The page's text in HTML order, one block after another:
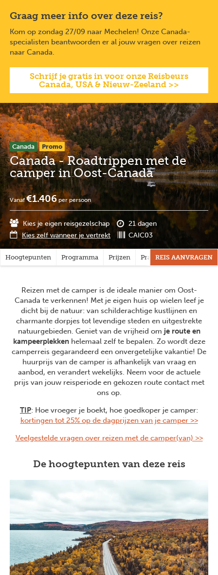
inhoud
gaan
Graag meer info over deze reis?
Kom op zondag 27/09 naar Mechelen! Onze Canada-
specialisten beantwoorden er al jouw vragen over reizen
naar Canada.
Schrijf je gratis in voor onze Reisbeurs
Canada, USA & Nieuw-Zeeland >>
Canada Promo
Canada - Roadtrippen met de
camper in Oost-Canada
Vanaf€1.406per persoon
Kies je eigen reisgezelschap
21 dagen
Kies zelf wanneer je vertrekt
CAIC03
Hoogtepunten Programma Prijzen Praktisch Vragen?
REIS AANVRAGEN
Reizen met de camper is de ideale manier om Oost-
Canada te verkennen! Met je eigen huis op wielen leef je
dicht bij de natuur: van schilderachtige kustlijnen en
charmante dorpjes tot levendige steden en uitgestrekte
natuurgebieden. Geniet van de vrijheid om je route en
kampeerplekken helemaal zelf te bepalen. Zo wordt deze
camperreis gegarandeerd een onvergetelijke vakantie! De
huurprijs van de camper is afhankelijk van vraag en
aanbod, en verandert wekelijks. Neem voor de actuele
prijs van jouw reisperiode en gekozen route contact met
ons op.
TIP: Hoe vroeger je boekt, hoe goedkoper je camper:
kortingen tot 25% op de dagprijzen van je camper >>
Veelgestelde vragen over reizen met de camper(van) >>
De hoogtepunten van deze reis